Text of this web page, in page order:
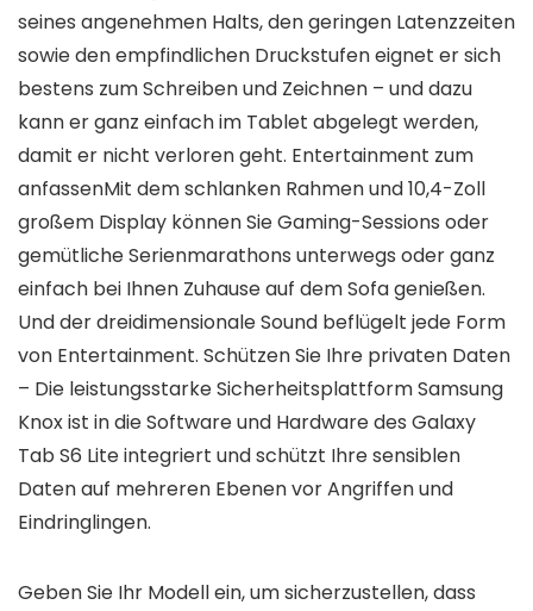
seines angenehmen Halts, den geringen Latenzzeiten
sowie den empfindlichen Druckstufen eignet er sich
bestens zum Schreiben und Zeichnen – und dazu
kann er ganz einfach im Tablet abgelegt werden,
damit er nicht verloren geht. Entertainment zum
anfassenMit dem schlanken Rahmen und 10,4-Zoll
großem Display können Sie Gaming-Sessions oder
gemütliche Serienmarathons unterwegs oder ganz
einfach bei Ihnen Zuhause auf dem Sofa genießen.
Und der dreidimensionale Sound beflügelt jede Form
von Entertainment. Schützen Sie Ihre privaten Daten
– Die leistungsstarke Sicherheitsplattform Samsung
Knox ist in die Software und Hardware des Galaxy
Tab S6 Lite integriert und schützt Ihre sensiblen
Daten auf mehreren Ebenen vor Angriffen und
Eindringlingen.
Geben Sie Ihr Modell ein, um sicherzustellen, dass